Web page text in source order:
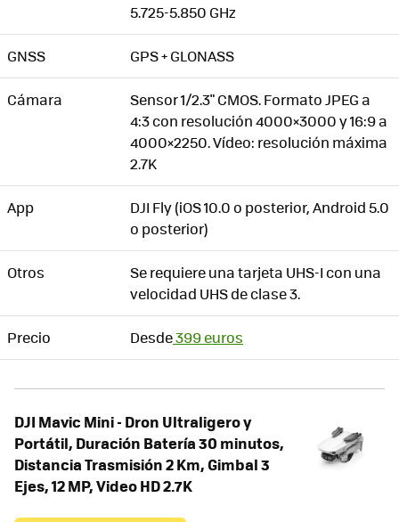
5.725-5.850 GHz
GNSS GPS + GLONASS
Cámara
Sensor 1/2.3" CMOS. Formato JPEG a
4:3 con resolución 4000×3000 y 16:9 a
4000×2250. Vídeo: resolución máxima
2.7K
App
DJI Fly (iOS 10.0 o posterior, Android 5.0
o posterior)
Otros
Se requiere una tarjeta UHS-I con una
velocidad UHS de clase 3.
Precio Desde399 euros
DJI Mavic Mini - Dron Ultraligero y
Portátil, Duración Batería 30 minutos,
Distancia Trasmisión 2 Km, Gimbal 3
Ejes, 12 MP, Video HD 2.7K